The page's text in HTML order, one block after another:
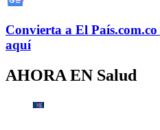
Convierta a El País.com.co
aquí
AHORA EN Salud